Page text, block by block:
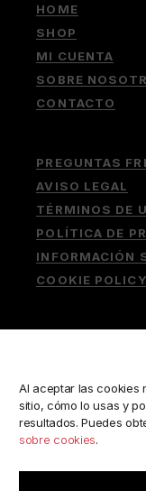
Al aceptar las cookies
sitio, cómo lo usas y
resultados. Puedes
sobre cookies.
HOME
SHOP
MI CUENTA
SOBRE
CONTACTO
PREGUNTAS
AVISO LEGAL
TÉRMINOS DE
POLÍTICA DE
INFORMACIÓN
COOKIE
Buscar: